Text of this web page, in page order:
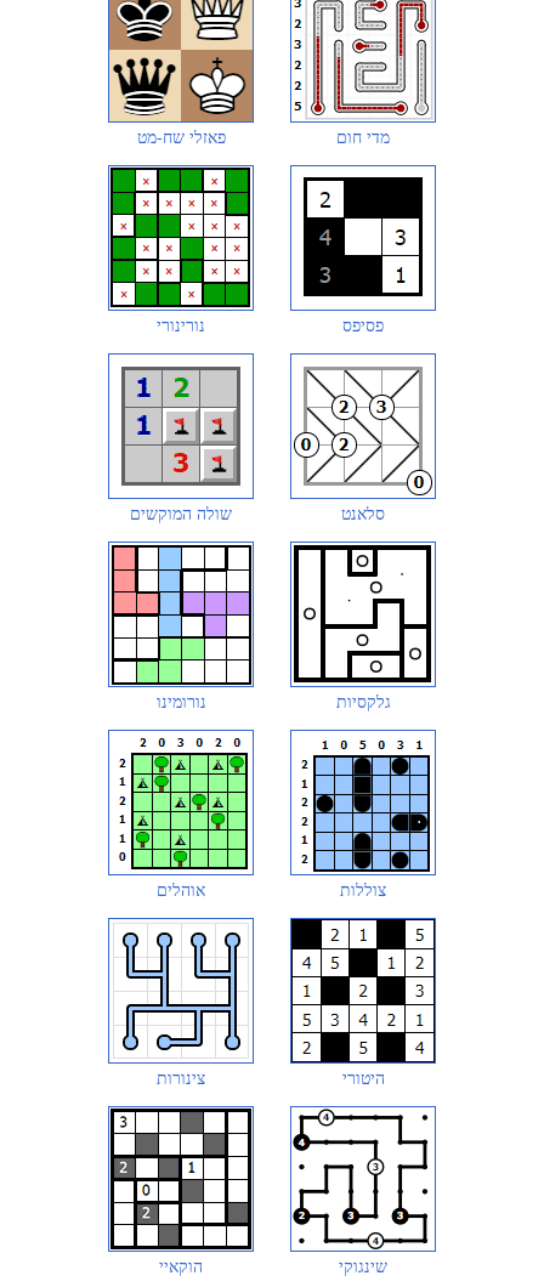
פאזלי שח-מט מדי חום
נורינורי פסיפס
שולה המוקשים סלאנט
נורומינו גלקסיות
אוהלים צוללות
צינורות היטורי
הוקאיי שינגוקי